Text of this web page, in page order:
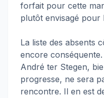
forfait pour cette
plutôt envisagé pour
La liste des absents
encore
André ter Stegen,
progresse, ne sera
rencontre. Il en est